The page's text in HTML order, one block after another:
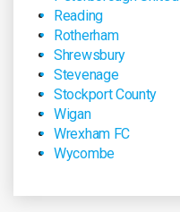
Reading
Rotherham
Shrewsbury
Stevenage
Stockport County
Wigan
Wrexham FC
Wycombe